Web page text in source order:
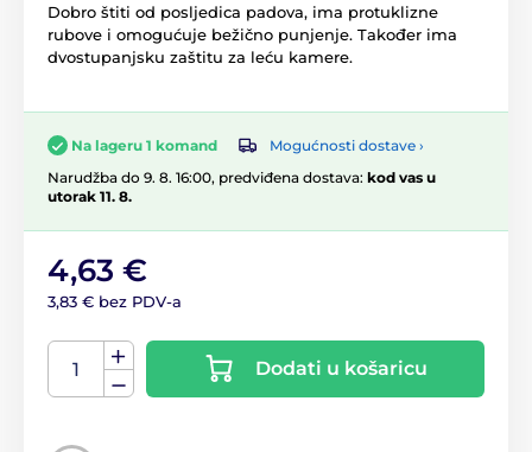
Dobro štiti od posljedica padova, ima protuklizne
rubove i omogućuje bežično punjenje. Također ima
dvostupanjsku zaštitu za leću kamere.
Na lageru 1 komand
Mogućnosti dostave ›
Narudžba do 9. 8. 16:00, predviđena dostava: kod vas u
utorak 11. 8.
4,63 €
3,83 € bez PDV-a
Dodati u košaricu